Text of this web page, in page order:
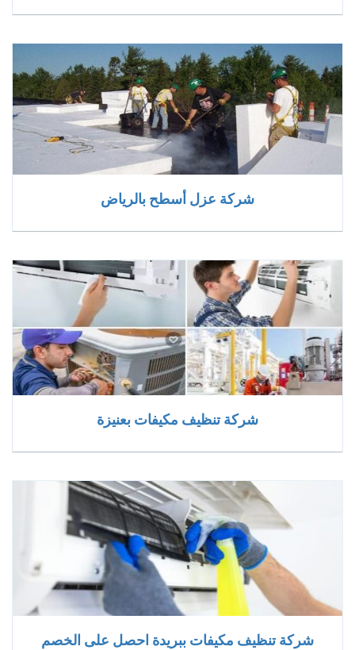
شركة عزل أسطح بالرياض
شركة تنظيف مكيفات بعنيزة
شركة تنظيف مكيفات ببريدة احصل على الخصم